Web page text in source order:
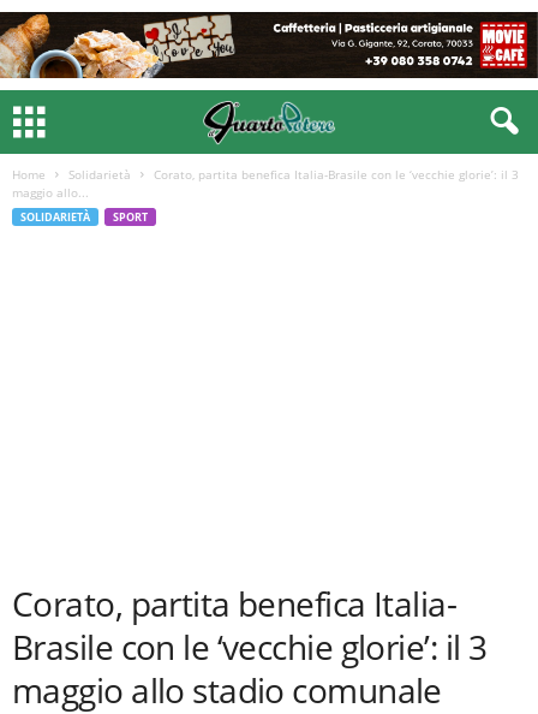
Home Solidarietà
Corato, partita benefica Italia-Brasile con le ‘vecchie glorie’: il 3
maggio allo...
SOLIDARIETÀ SPORT
Corato, partita benefica Italia-
Brasile con le ‘vecchie glorie’: il 3
maggio allo stadio comunale